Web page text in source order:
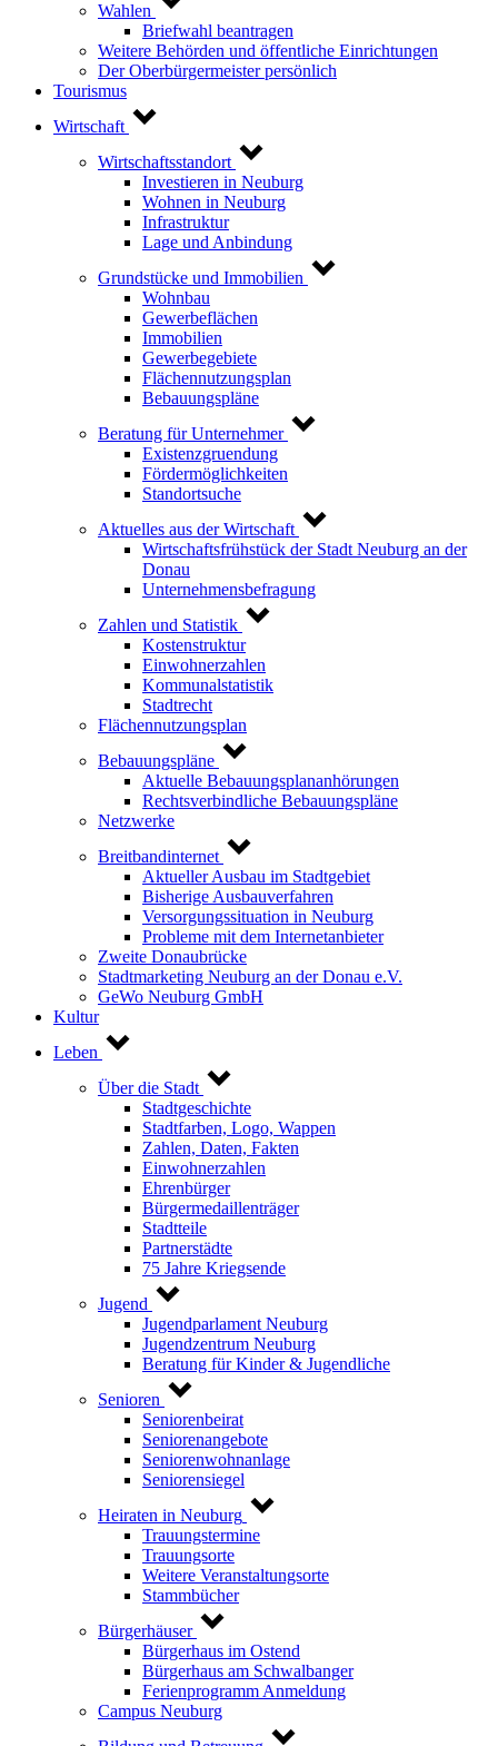
Wahlen
Briefwahl beantragen
Weitere Behörden und öffentliche Einrichtungen
Der Oberbürgermeister persönlich
Tourismus
Wirtschaft
Wirtschaftsstandort
Investieren in Neuburg
Wohnen in Neuburg
Infrastruktur
Lage und Anbindung
Grundstücke und Immobilien
Wohnbau
Gewerbeflächen
Immobilien
Gewerbegebiete
Flächennutzungsplan
Bebauungspläne
Beratung für Unternehmer
Existenzgruendung
Fördermöglichkeiten
Standortsuche
Aktuelles aus der Wirtschaft
Wirtschaftsfrühstück der Stadt Neuburg an der
Donau
Unternehmensbefragung
Zahlen und Statistik
Kostenstruktur
Einwohnerzahlen
Kommunalstatistik
Stadtrecht
Flächennutzungsplan
Bebauungspläne
Aktuelle Bebauungsplananhörungen
Rechtsverbindliche Bebauungspläne
Netzwerke
Breitbandinternet
Aktueller Ausbau im Stadtgebiet
Bisherige Ausbauverfahren
Versorgungssituation in Neuburg
Probleme mit dem Internetanbieter
Zweite Donaubrücke
Stadtmarketing Neuburg an der Donau e.V.
GeWo Neuburg GmbH
Kultur
Leben
Über die Stadt
Stadtgeschichte
Stadtfarben, Logo, Wappen
Zahlen, Daten, Fakten
Einwohnerzahlen
Ehrenbürger
Bürgermedaillenträger
Stadtteile
Partnerstädte
75 Jahre Kriegsende
Jugend
Jugendparlament Neuburg
Jugendzentrum Neuburg
Beratung für Kinder & Jugendliche
Senioren
Seniorenbeirat
Seniorenangebote
Seniorenwohnanlage
Seniorensiegel
Heiraten in Neuburg
Trauungstermine
Trauungsorte
Weitere Veranstaltungsorte
Stammbücher
Bürgerhäuser
Bürgerhaus im Ostend
Bürgerhaus am Schwalbanger
Ferienprogramm Anmeldung
Campus Neuburg